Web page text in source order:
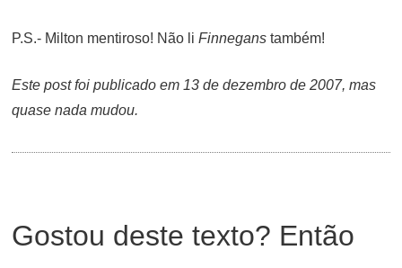
P.S.- Milton mentiroso! Não liFinnegans também!
Este post foi publicado em 13 de dezembro de 2007, mas
quase nada mudou.
Gostou deste texto? Então